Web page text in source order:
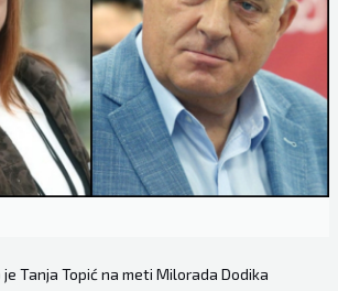
Tanja Topić na meti Milorada Dodika